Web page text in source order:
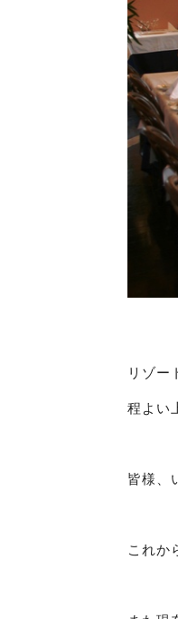
リゾー
程よい
皆様、
これか